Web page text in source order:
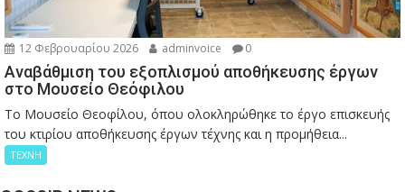
12 Φεβρουαρίου 2026 adminvoice 0
Αναβάθμιση του εξοπλισμού αποθήκευσης έργων
στο Μουσείο Θεόφιλου
Το Μουσείο Θεοφίλου, όπου ολοκληρώθηκε το έργο επισκευής
του κτιρίου αποθήκευσης έργων τέχνης και η προμήθεια...
ΤΕΧΝΗ